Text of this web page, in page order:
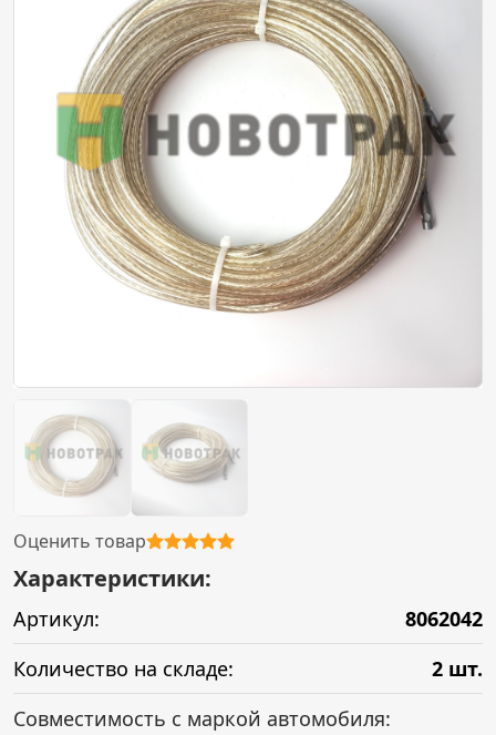
Оценить товар
Характеристики:
Артикул:
8062042
Количество на складе:
2 шт.
Совместимость с маркой автомобиля: